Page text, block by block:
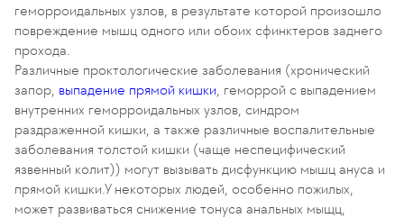
геморроидальных узлов, в результате которой произошло
повреждение мышц одного или обоих сфинктеров заднего
прохода.
Различные проктологические заболевания (хронический
запор, выпадение прямой кишки, геморрой с выпадением
внутренних геморроидальных узлов, синдром
раздраженной кишки, а также различные воспалительные
заболевания толстой кишки (чаще неспецифический
язвенный колит)) могут вызывать дисфункцию мышц ануса и
прямой кишки.У некоторых людей, особенно пожилых,
может развиваться снижение тонуса анальных мыщц,